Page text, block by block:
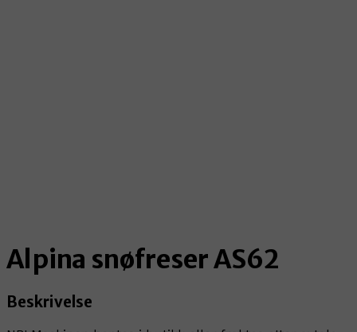
Alpina snøfreser AS62
Beskrivelse